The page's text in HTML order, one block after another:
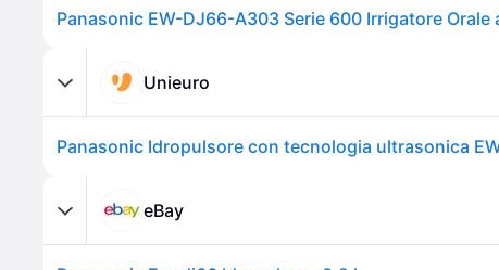
Unieuro
Panasonic Idropulsore con tecnologia ultrasonica
eBay